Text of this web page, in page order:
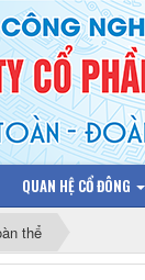
QUAN HỆ CỔ ĐÔNG
thể